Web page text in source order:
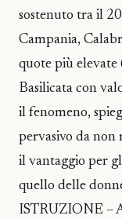
sostenuto tra il
Campania,
quote più elevate
Basilicata con
il fenomeno,
pervasivo da non
il vantaggio per
quello delle
ISTRUZIONE –